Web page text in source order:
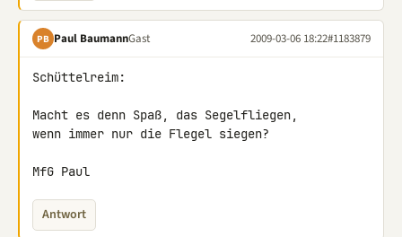
PB Paul BaumannGast 2009-03-06 18:22#1183879
Schüttelreim:
Macht es denn Spaß, das Segelfliegen,
wenn immer nur die Flegel siegen?
MfG Paul
Antwort